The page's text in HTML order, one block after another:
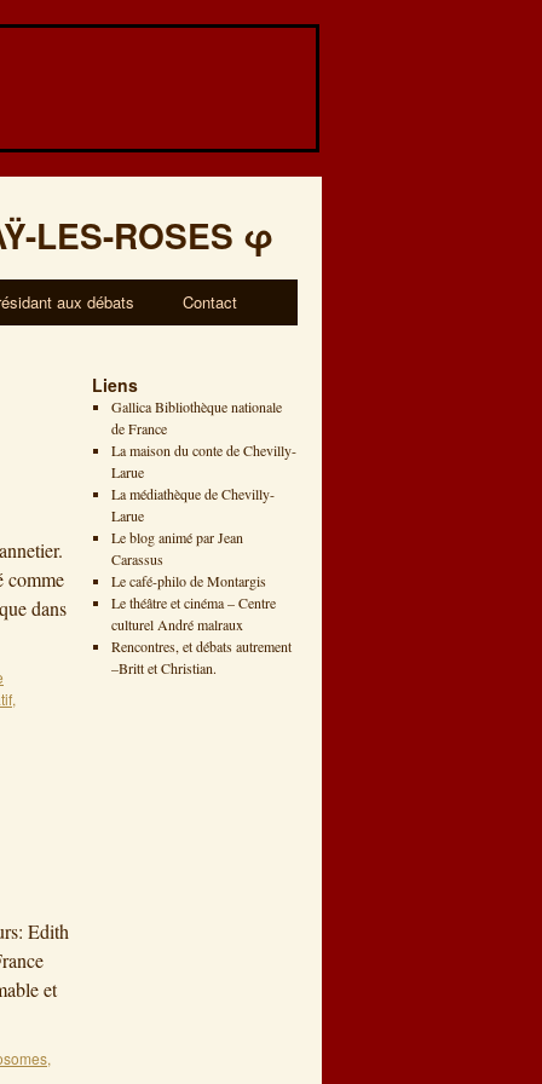
LES-ROSES φ
aux débats Contact
comme
dans
,
Edith
et
,
Liens
Gallica Bibliothèque nationale
de France
La maison du conte de Chevilly-
Larue
La médiathèque de Chevilly-
Larue
Le blog animé par Jean
Carassus
Le café-philo de Montargis
Le théâtre et cinéma – Centre
culturel André malraux
Rencontres, et débats autrement
–Britt et Christian.